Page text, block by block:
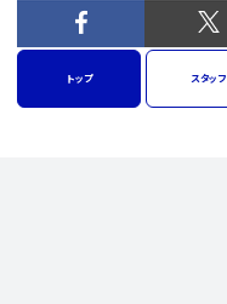
トップ スタッフ